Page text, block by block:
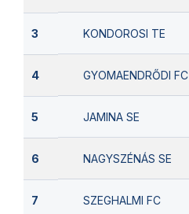
3 KONDOROSI TE
4 GYOMAENDRŐDI FC
5 JAMINA SE
6 NAGYSZÉNÁS SE
7 SZEGHALMI FC